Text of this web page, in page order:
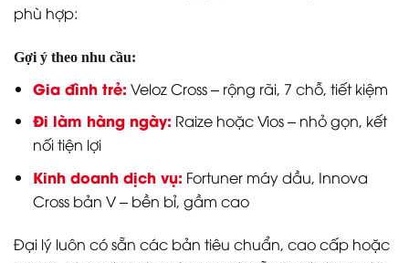
phù hợp:
Gợi ý theo nhu cầu:
Gia đình trẻ: Veloz Cross – rộng rãi, 7 chỗ, tiết kiệm
Đi làm hàng ngày: Raize hoặc Vios – nhỏ gọn, kết
nối tiện lợi
Kinh doanh dịch vụ: Fortuner máy dầu, Innova
Cross bản V – bền bỉ, gầm cao
Đại lý luôn có sẵn các bản tiêu chuẩn, cao cấp hoặc